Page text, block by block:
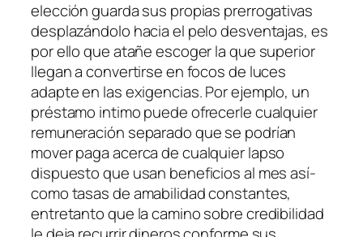
elección guarda sus propias prerrogativas
desplazándolo hacia el pelo desventajas, es
por ello que atañe escoger la que superior
llegan a convertirse en focos de luces
adapte en las exigencias. Por ejemplo, un
préstamo intimo puede ofrecerle cualquier
remuneración separado que se podrí­an
mover paga acerca de cualquier lapso
dispuesto que usan beneficios al mes así­
como tasas de amabilidad constantes,
entretanto que la camino sobre credibilidad